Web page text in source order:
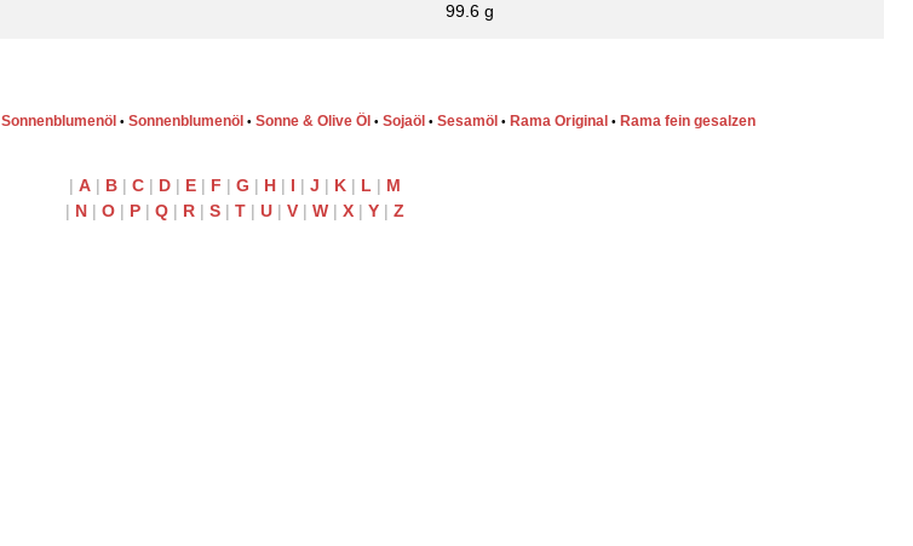
99.6 g
Sonnenblumenöl • Sonnenblumenöl • Sonne & Olive Öl • Sojaöl • Sesamöl • Rama Original • Rama fein gesalzen
| A | B | C | D | E | F | G | H | I | J | K | L | M
| N | O | P | Q | R | S | T | U | V | W | X | Y | Z